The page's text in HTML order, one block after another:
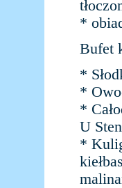
*
Bufet
*
*
*
U
*